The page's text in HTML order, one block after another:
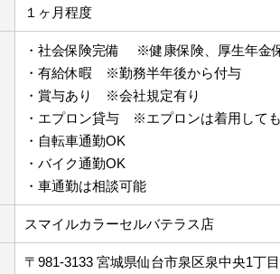
１ヶ月程度
・社会保険完備 ※健康保険、厚生年金
・有給休暇 ※勤務半年後から付与
・賞与あり ※会社規定有り
・エプロン貸与 ※エプロンは着用して
・自転車通勤OK
・バイク通勤OK
・車通勤は相談可能
スマイルカラーセルバテラス店
〒981-3133 宮城県仙台市泉区泉中央1丁